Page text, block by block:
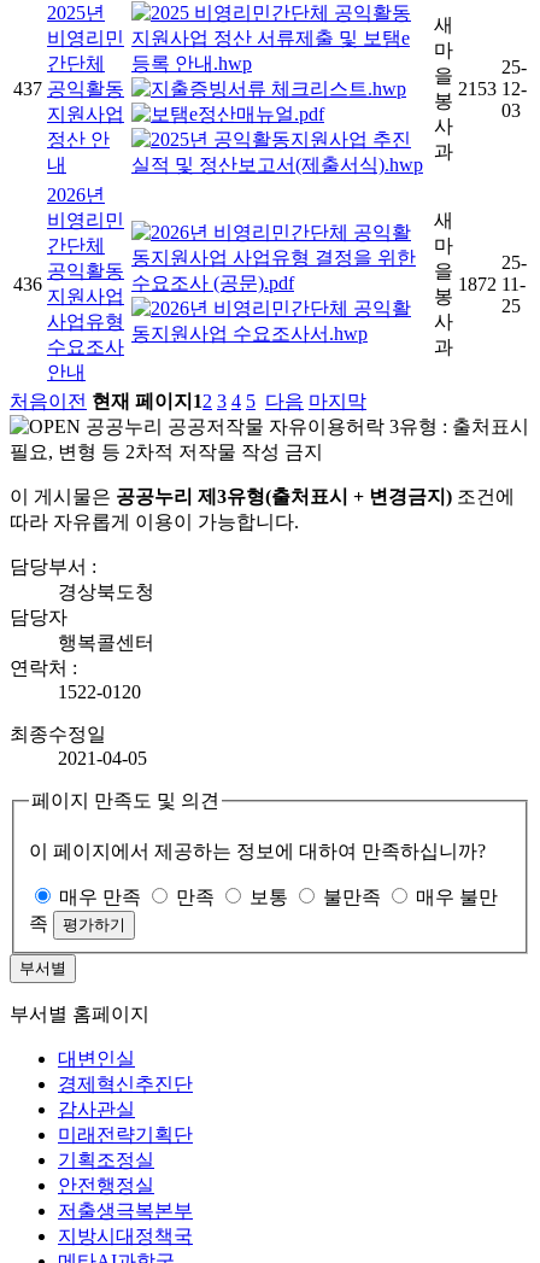
437
2025년
비영리민
간단체
공익활동
지원사업
정산 안
내
새
마
을
봉
사
과
2153
25-
12-
03
436
2026년
비영리민
간단체
공익활동
지원사업
사업유형
수요조사
안내
새
마
을
봉
사
과
1872
25-
11-
25
처음이전 현재 페이지 12 3 4 5 다음 마지막
이 게시물은 공공누리 제3유형(출처표시 + 변경금지) 조건에
따라 자유롭게 이용이 가능합니다.
담당부서 :
경상북도청
담당자
행복콜센터
연락처 :
1522-0120
최종수정일
2021-04-05
페이지 만족도 및 의견
이 페이지에서 제공하는 정보에 대하여 만족하십니까?
매우 만족 만족 보통 불만족
매우 불만
족
부서별
부서별 홈페이지
대변인실
경제혁신추진단
감사관실
미래전략기획단
기획조정실
안전행정실
저출생극복본부
지방시대정책국